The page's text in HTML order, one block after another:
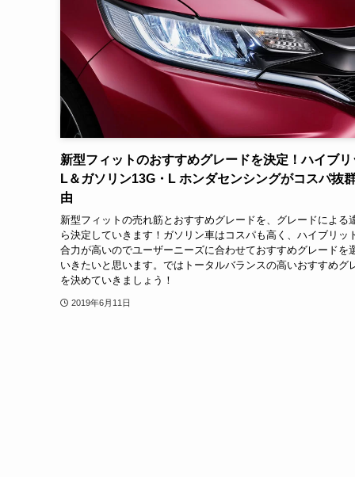
新型フィットのおすすめグレードを決定！ハイブリ
L＆ガソリン13G・L ホンダセンシングがコスパ抜
由
新型フィットの売れ筋とおすすめグレードを、グレードによる
ら決定していきます！ガソリン車はコスパも高く、ハイブリッ
合力が高いのでユーザーニーズに合わせておすすめグレードを
いきたいと思います。ではトータルバランスの高いおすすめグ
を決めていきましょう！
2019年6月11日